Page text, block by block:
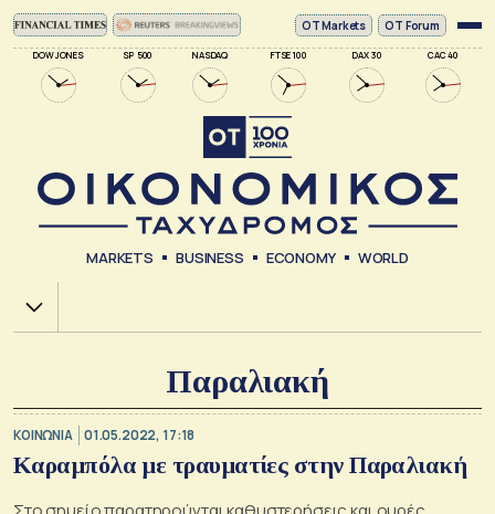
DOW JONES SP 500 NASDAQ FTSE 100 DAX 30 CAC 40
ΟΤ Markets OT Forum
MARKETS BUSINESS ECONOMY WORLD
Χ.Α.
Παραλιακή
ΚΟΙΝΩΝΙΑ 01.05.2022, 17:18
Καραμπόλα με τραυματίες στην Παραλιακή